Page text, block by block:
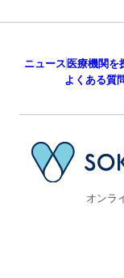
ニュース医療機関を
よくある質
オンラ